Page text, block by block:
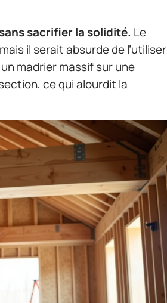
sacrifier la solidité. Le
il serait absurde de l’utiliser
madrier massif sur une
ce qui alourdit la